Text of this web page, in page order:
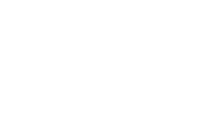
to help us analyze how the website is used and to offer